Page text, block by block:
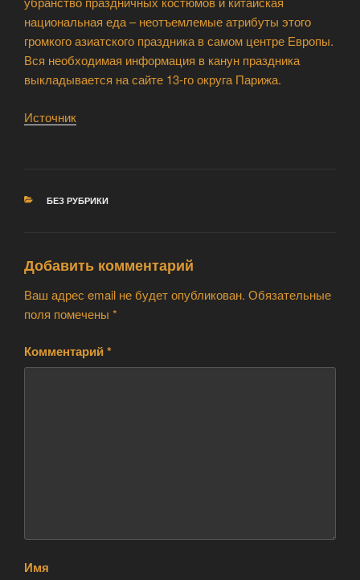
национальная еда – неотъемлемые атрибуты этого
громкого азиатского праздника в самом центре Европы.
Вся необходимая информация в канун праздника
выкладывается на сайте 13-го округа Парижа.
Источник
РУБРИКИ
БЕЗ РУБРИКИ
Добавить комментарий
Ваш адрес email не будет опубликован. Обязательные
поля помечены *
Комментарий*
Имя